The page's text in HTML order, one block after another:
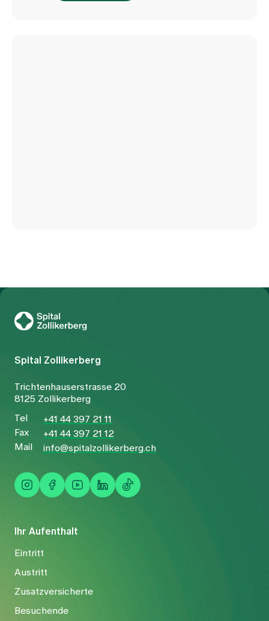
Ihr Aufenthalt
Eintritt
Austritt
Zusatzversicherte
Besuchende
Spital Zollikerberg
Trichtenhauserstrasse 20
8125 Zollikerberg
Tel
+41 44 397 21 11
Fax
+41 44 397 21 12
Mail
info@spitalzollikerberg.ch